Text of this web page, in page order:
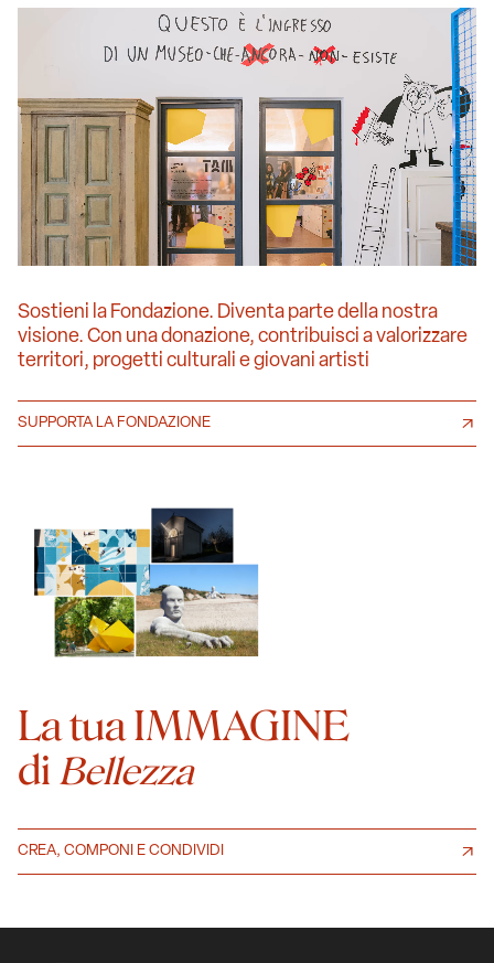
Sostieni la Fondazione. Diventa parte della nostra
visione. Con una donazione, contribuisci a valorizzare
territori, progetti culturali e giovani artisti
SUPPORTA LA FONDAZIONE
La tua IMMAGINE
di Bellezza
CREA, COMPONI E CONDIVIDI